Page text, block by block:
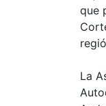
que
La